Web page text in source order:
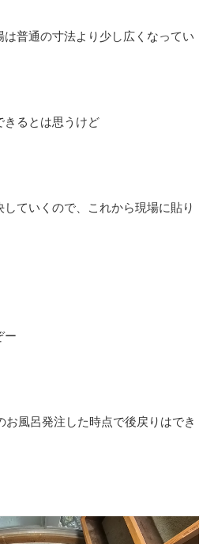
普通の寸法より少し広くなってい
きるとは思うけど
ていくので、これから現場に貼り
ー
お風呂発注した時点で後戻りはでき